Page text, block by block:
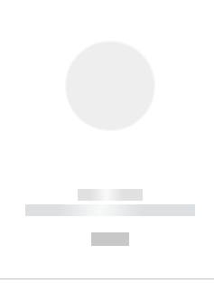
------------
----------- ----------- --------